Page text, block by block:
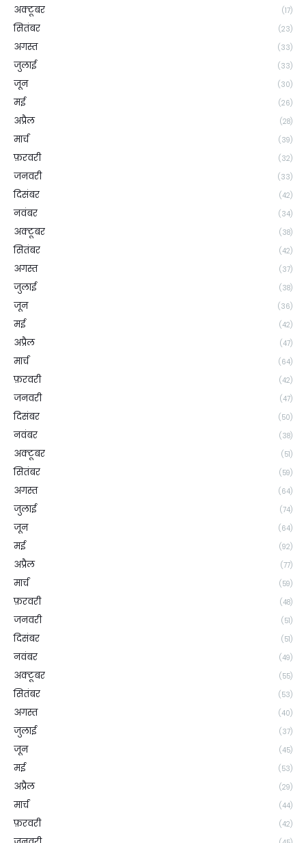
अक्टूबर (17)
सितंबर (23)
अगस्त (33)
जुलाई (33)
जून (30)
मई (26)
अप्रैल (28)
मार्च (39)
फ़रवरी (32)
जनवरी (33)
दिसंबर (42)
नवंबर (34)
अक्टूबर (38)
सितंबर (42)
अगस्त (37)
जुलाई (38)
जून (36)
मई (42)
अप्रैल (47)
मार्च (64)
फ़रवरी (42)
जनवरी (47)
दिसंबर (50)
नवंबर (38)
अक्टूबर (51)
सितंबर (59)
अगस्त (64)
जुलाई (74)
जून (64)
मई (92)
अप्रैल (77)
मार्च (59)
फ़रवरी (48)
जनवरी (51)
दिसंबर (51)
नवंबर (49)
अक्टूबर (55)
सितंबर (53)
अगस्त (40)
जुलाई (37)
जून (45)
मई (53)
अप्रैल (29)
मार्च (44)
फ़रवरी (42)